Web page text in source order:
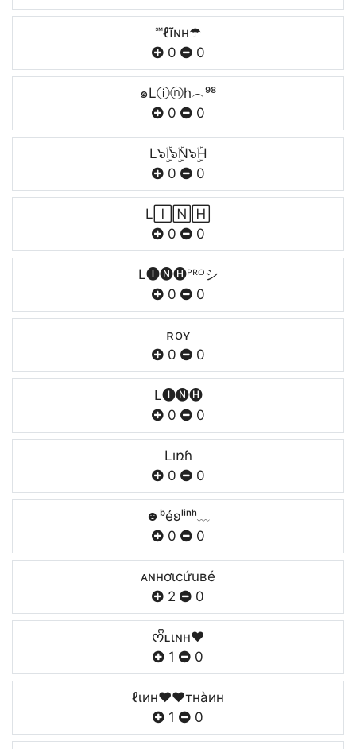
℠ℓĩɴн☂
0
0
๑Lⓘⓝh︵⁹⁸
0
0
L๖ۣۜI๖ۣۜN๖ۣۜH
0
0
L🄸🄽🄷
0
0
L🅘🅝🅗ᴾᴿᴼシ
0
0
ㅤㅤㅤㅤㅤㅤㅤㅤㅤㅤㅤㅤㅤㅤㅤㅤㅤㅤㅤㅤㅤㅤㅤㅤㅤㅤㅤʀoʏ
0
0
L🅘🅝🅗
0
0
Lıռɦ
0
0
☻ᵇéʚˡⁱⁿʰ﹏
0
0
ᴀɴнơιcứuʙéㅤ
2
0
ᰔᩚʟιɴн♥
1
0
ℓιин❤❤тнàин
1
0